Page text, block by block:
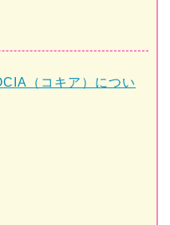
（コキア）につい